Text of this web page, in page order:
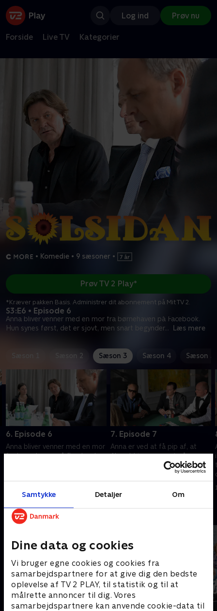
Samtykke Detaljer Om
Dine data og cookies
Vi bruger egne cookies og cookies fra
samarbejdspartnere for at give dig den bedste
oplevelse af TV 2 PLAY, til statistik og til at
målrette annoncer til dig. Vores
samarbejdspartnere kan anvende cookie-data til
Log ind Prøv nu
Forside Live TV Kategorier
• Komedie • 9 sæsoner •
S3:E6 • Episode 6
Anna bliver venner med en mor fra børnehaven på Facebook.
Hun synes først, det er sjovt, men snart begynder... Læs mere
Prøv TV 2 Play*
*Kræver pakken Basis. Administrer dit abonnement på Mit TV 2.
Sæson 2 Sæson 3 Sæson 4 Sæson 5
6. Episode 6
Anna bliver venner med en mor
fra børnehaven på Facebook.
statusopdateringer at irritere
hende
7. Episode 7
Anna er ved at få pip af, at
Alex aldrig gør noget på egen
hånd og forsøger at gøre ham
mere selvstændig og aktiv,
hvilket ikke går så godt.
Andre så også